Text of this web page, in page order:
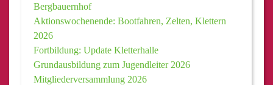
Bergbauernhof
Aktionswochenende: Bootfahren, Zelten, Klettern
2026
Fortbildung: Update Kletterhalle
Grundausbildung zum Jugendleiter 2026
Mitgliederversammlung 2026